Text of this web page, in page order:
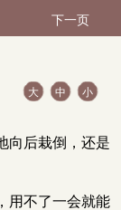
下一页
大 中 小
向后栽倒，还是
用不了一会就能